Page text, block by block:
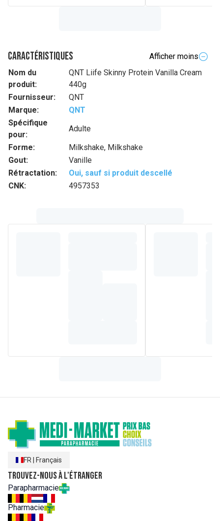
Caractéristiques
Afficher moins
Nom du
produit:
QNT Liife Skinny Protein Vanilla Cream
440g
Fournisseur:
QNT
Marque:
QNT
Spécifique
pour:
Adulte
Forme:
Milkshake, Milkshake
Gout:
Vanille
Rétractation:
Oui, sauf si produit descellé
CNK:
4957353
FR Français
Trouvez-nous à l'étranger
Parapharmacie
Pharmacie